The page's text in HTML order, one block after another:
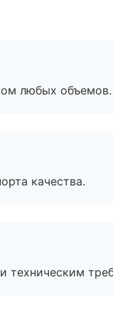
любых объемов.
качества.
техническим